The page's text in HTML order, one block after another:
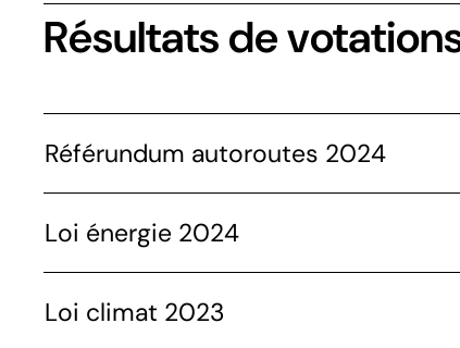
Résultats de
Référundum autoroutes 2024
Loi énergie 2024
Loi climat 2023